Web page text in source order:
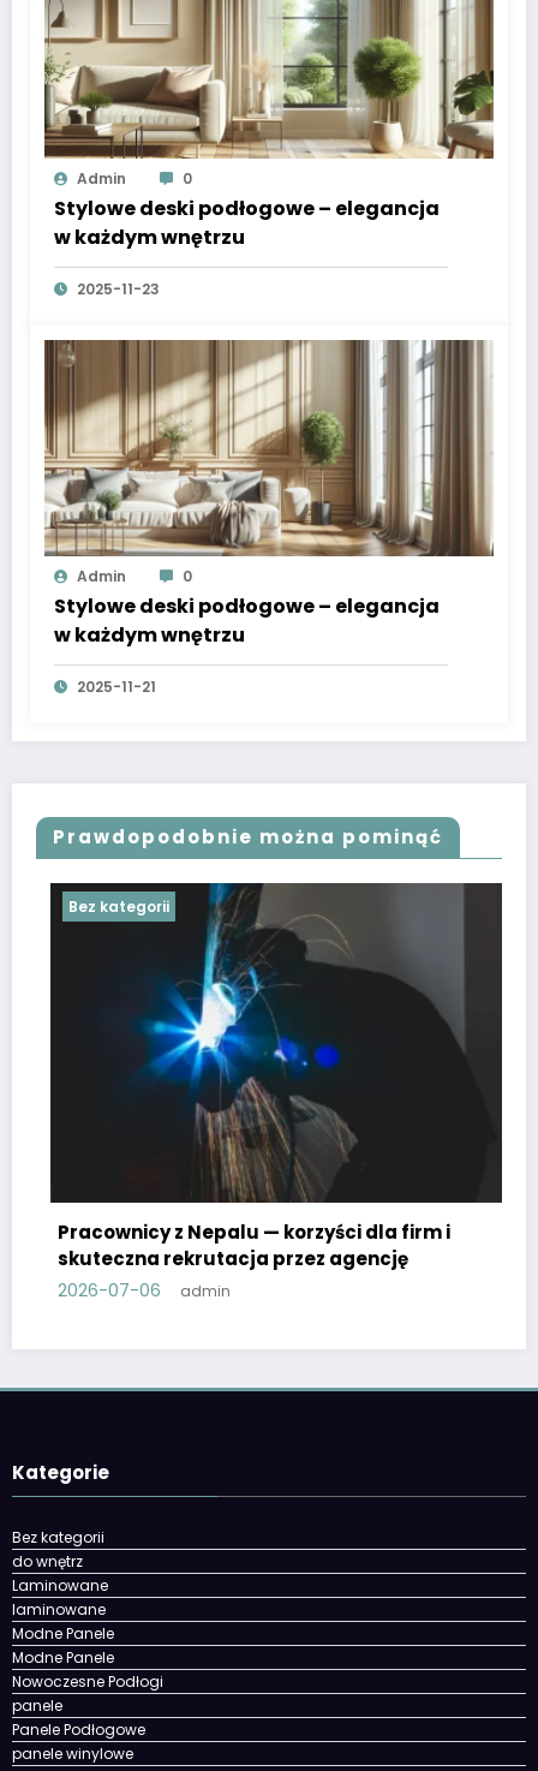
Admin 0
Stylowe deski podłogowe – elegancja
w każdym wnętrzu
2025-11-23
Admin 0
Stylowe deski podłogowe – elegancja
w każdym wnętrzu
2025-11-21
Prawdopodobnie można pominąć
Bez kategorii
Pracownicy z Nepalu — korzyści dla firm i
skuteczna rekrutacja przez agencję
2026-07-06 admin
Kategorie
Bez kategorii
do wnętrz
Laminowane
laminowane
Modne Panele
Modne Panele
Nowoczesne Podłogi
panele
Panele Podłogowe
panele winylowe